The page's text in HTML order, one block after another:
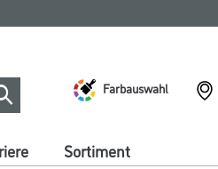
Farbauswahl
Sortiment